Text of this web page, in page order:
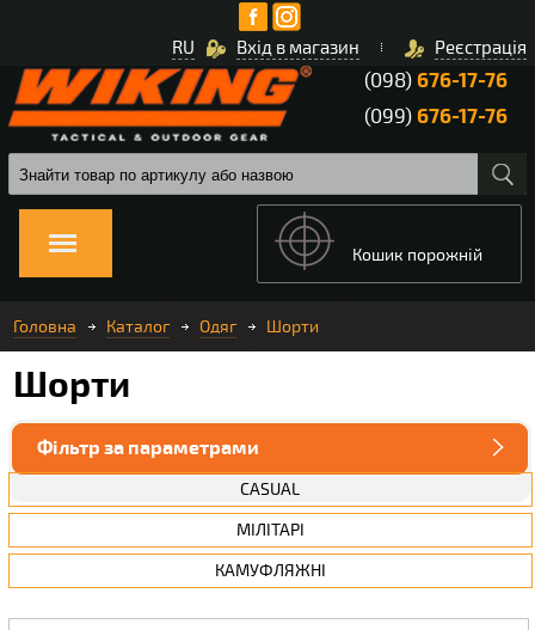
Вхід в магазин Реєстрація
RU
(098)676-17-76
(099)676-17-76
Кошик порожній
Головна Каталог Одяг Шорти
Шорти
Фільтр за параметрами
CASUAL
МІЛІТАРІ
КАМУФЛЯЖНІ